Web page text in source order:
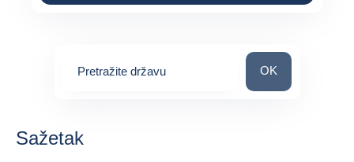
Pretražite državu Pretražite državu
OK
Sažetak